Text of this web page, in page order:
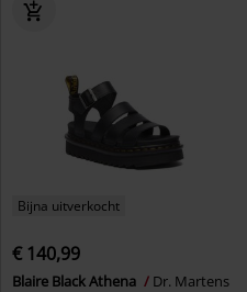
Bijna uitverkocht
€ 140,99
Blaire Black Athena
Dr. Martens